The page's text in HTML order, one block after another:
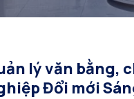
lý văn bằng,
Đổi mới